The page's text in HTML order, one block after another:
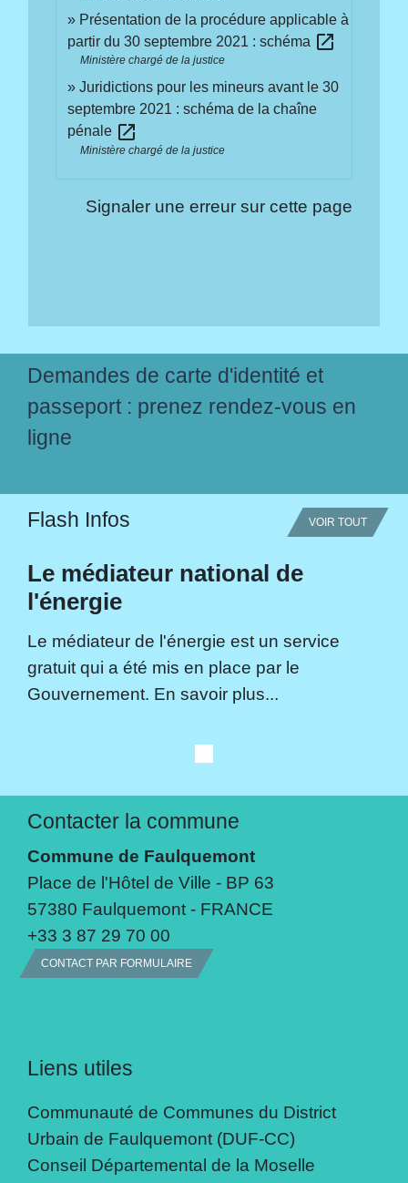
Présentation de la procédure applicable à
partir du 30 septembre 2021 : schéma open_in_new
Ministère chargé de la justice
Juridictions pour les mineurs avant le 30
septembre 2021 : schéma de la chaîne
pénale open_in_new
Ministère chargé de la justice
Signaler une erreur sur cette page
Demandes de carte d'identité et
passeport : prenez rendez-vous en
ligne
Flash Infos VOIR TOUT
Le médiateur national de
l'énergie
Le médiateur de l'énergie est un service
gratuit qui a été mis en place par le
Gouvernement. En savoir plus...
Contacter la commune
Commune de Faulquemont
Place de l'Hôtel de Ville - BP 63
57380 Faulquemont - FRANCE
+33 3 87 29 70 00
CONTACT PAR FORMULAIRE
Liens utiles
Communauté de Communes du District
Urbain de Faulquemont (DUF-CC)
Conseil Départemental de la Moselle